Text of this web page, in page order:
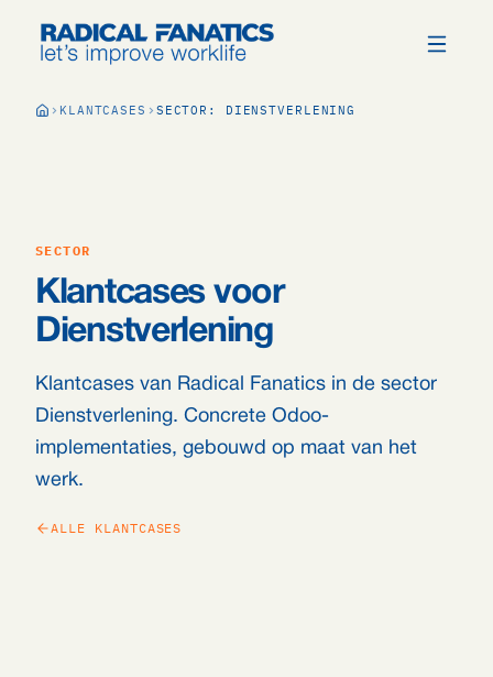
KLANTCASES SECTOR: DIENSTVERLENING
SECTOR
Klantcases voor
Dienstverlening
Klantcases van Radical Fanatics in de sector
Dienstverlening. Concrete Odoo-
implementaties, gebouwd op maat van het
werk.
ALLE KLANTCASES